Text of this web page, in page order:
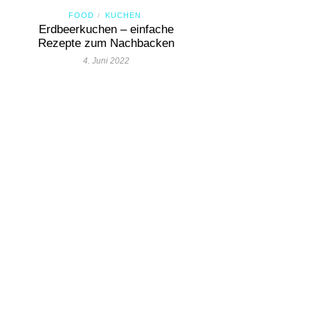
FOOD / KUCHEN
Erdbeerkuchen – einfache
Rezepte zum Nachbacken
4. Juni 2022